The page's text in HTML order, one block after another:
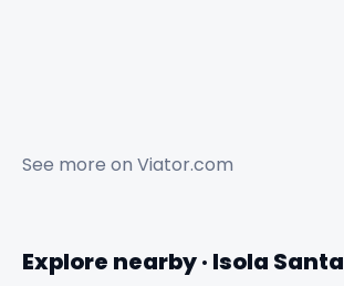
See more on Viator.com
Explore nearby · Isola Santa